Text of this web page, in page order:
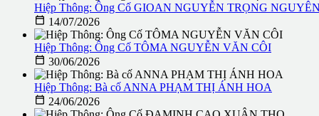
Hiệp Thông: Ông Cố GIOAN NGUYỄN TRỌNG NGUYÊN
 14/07/2026
Hiệp Thông: Ông Cố TÔMA NGUYỄN VĂN CÔI
 30/06/2026
Hiệp Thông: Bà cố ANNA PHẠM THỊ ÁNH HOA
 24/06/2026